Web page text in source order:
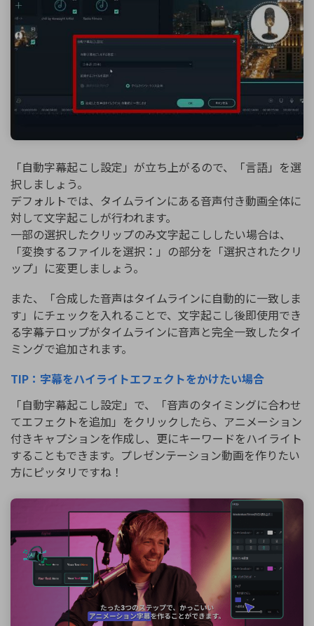
「自動字幕起こし設定」が立ち上がるので、「言語」を選
択しましょう。
デフォルトでは、タイムラインにある音声付き動画全体に
対して文字起こしが行われます。
一部の選択したクリップのみ文字起こししたい場合は、
「変換するファイルを選択：」の部分を「選択されたクリ
ップ」に変更しましょう。
また、「合成した音声はタイムラインに自動的に一致しま
す」にチェックを入れることで、文字起こし後即使用でき
る字幕テロップがタイムラインに音声と完全一致したタイ
ミングで追加されます。
TIP：字幕をハイライトエフェクトをかけたい場合
「自動字幕起こし設定」で、「音声のタイミングに合わせ
てエフェクトを追加」をクリックしたら、アニメーション
付きキャプションを作成し、更にキーワードをハイライト
することもできます。プレゼンテーション動画を作りたい
方にピッタリですね！